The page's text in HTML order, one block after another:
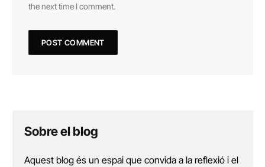
the next time I comment.
Sobre el blog
Aquest blog és un espai que convida a la reflexió i el